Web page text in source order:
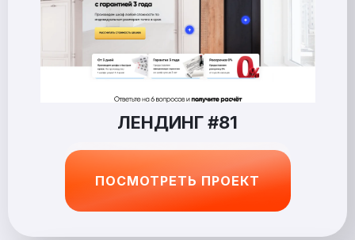
ЛЕНДИНГ #81
ПОСМОТРЕТЬ ПРОЕКТ